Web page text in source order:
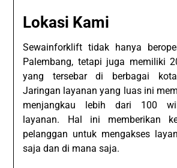
Lokasi Kami
Sewainforklift tidak hanya
Palembang, tetapi juga memiliki
yang tersebar di berbagai
Jaringan layanan yang luas ini
menjangkau lebih dari 100
layanan. Hal ini memberikan
pelanggan untuk mengakses
saja dan di mana saja.